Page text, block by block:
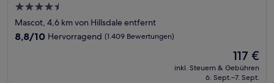
4.5-
Sterne-
Unterkunft
Mascot, 4,6 km von Hillsdale entfernt
8.8
8,8/10 Hervorragend (1.409 Bewertungen)
Der
Preis
beträgt
117 €
inkl. Steuern & Gebühren
6. Sept.–7. Sept.